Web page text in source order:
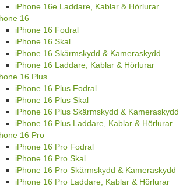
iPhone 16e Laddare, Kablar & Hörlurar
16
iPhone 16 Fodral
iPhone 16 Skal
iPhone 16 Skärmskydd & Kameraskydd
iPhone 16 Laddare, Kablar & Hörlurar
16 Plus
iPhone 16 Plus Fodral
iPhone 16 Plus Skal
iPhone 16 Plus Skärmskydd & Kameraskydd
iPhone 16 Plus Laddare, Kablar & Hörlurar
16 Pro
iPhone 16 Pro Fodral
iPhone 16 Pro Skal
iPhone 16 Pro Skärmskydd & Kameraskydd
iPhone 16 Pro Laddare, Kablar & Hörlurar